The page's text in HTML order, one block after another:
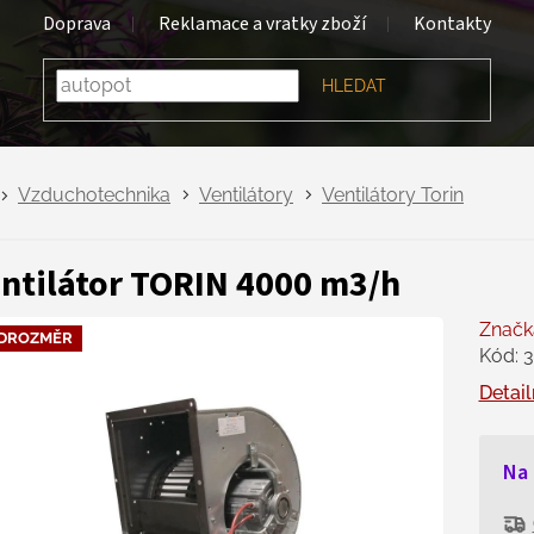
Doprava Reklamace a vratky zboží Kontakty
HLEDAT
Vzduchotechnika Ventilátory Ventilátory Torin
TORIN 4000 m3/h
Kód: